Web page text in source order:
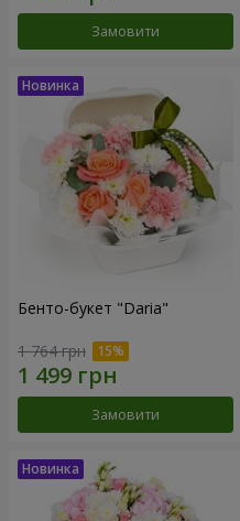
Замовити
Бенто-букет "Daria"
1 764 грн
Замовити